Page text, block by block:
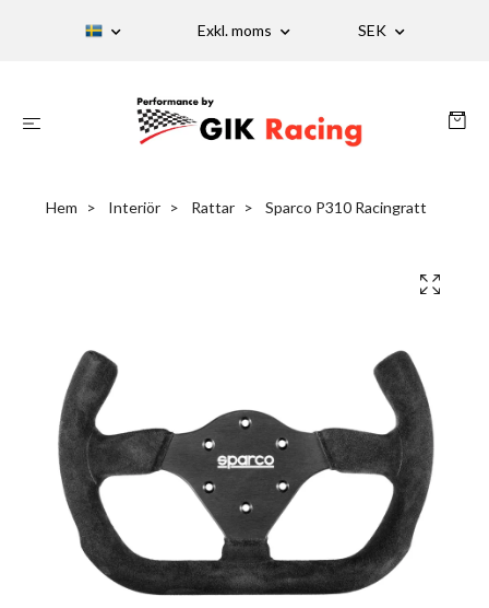
Exkl. moms SEK
Hem Interiör Rattar Sparco P310 Racingratt